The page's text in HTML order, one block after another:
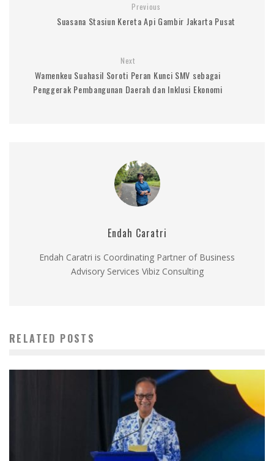
Previous
Suasana Stasiun Kereta Api Gambir Jakarta Pusat
Next
Wamenkeu Suahasil Soroti Peran Kunci SMV sebagai
Penggerak Pembangunan Daerah dan Inklusi Ekonomi
Endah Caratri
Endah Caratri is Coordinating Partner of Business
Advisory Services Vibiz Consulting
RELATED POSTS